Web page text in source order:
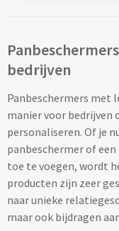
Rugtassen
Rugtassen bedrukken
Rugzakjes met
Laptop rugtassen
Custom made
Custom made
Custom made
Custom made
Custom made
Custom made
Custom made
Kerstballen &
Alle
La Parada
La Parada kerst
Kerstpakketten
Zakenreiziger
Zorg
JENS Living
Tassen
Tassen
Case Logic
Gerecycled
Gerecyclede
Gerecycled
Gerecyclede stoffen
Seaqual marine
bedrijven
Panbeschermers met
manier voor bedrijven
personaliseren. Of je
panbeschermer of
toe te voegen, wordt
producten zijn zeer
naar unieke
maar ook bijdragen